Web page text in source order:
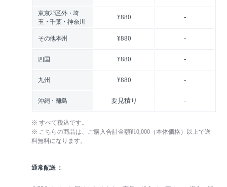
東京23区外・埼
玉・千葉・神奈川
¥880 -
その他本州 ¥880 -
四国 ¥880 -
九州 ¥880 -
沖縄・離島 要見積り -
※ すべて税込です。
※ こちらの商品は、ご購入合計金額¥10,000（本体価格）以上で送
料無料になります。
通常配送